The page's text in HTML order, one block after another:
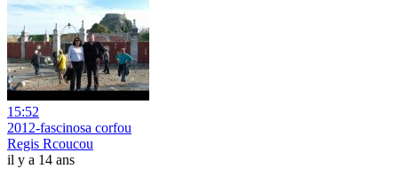
15:52
2012-fascinosa corfou
Regis Rcoucou
il y a 14 ans